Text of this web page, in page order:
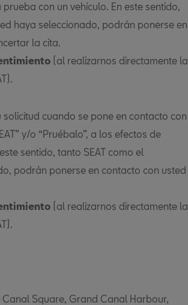
con un vehículo. En este sentido,
haya seleccionado, podrán ponerse en
la cita.
(al realizarnos directamente la
solicitud cuando se pone en contacto con
y/o “Pruébalo”, a los efectos de
sentido, tanto SEAT como el
podrán ponerse en contacto con usted
(al realizarnos directamente la
Canal Square, Grand Canal Harbour,